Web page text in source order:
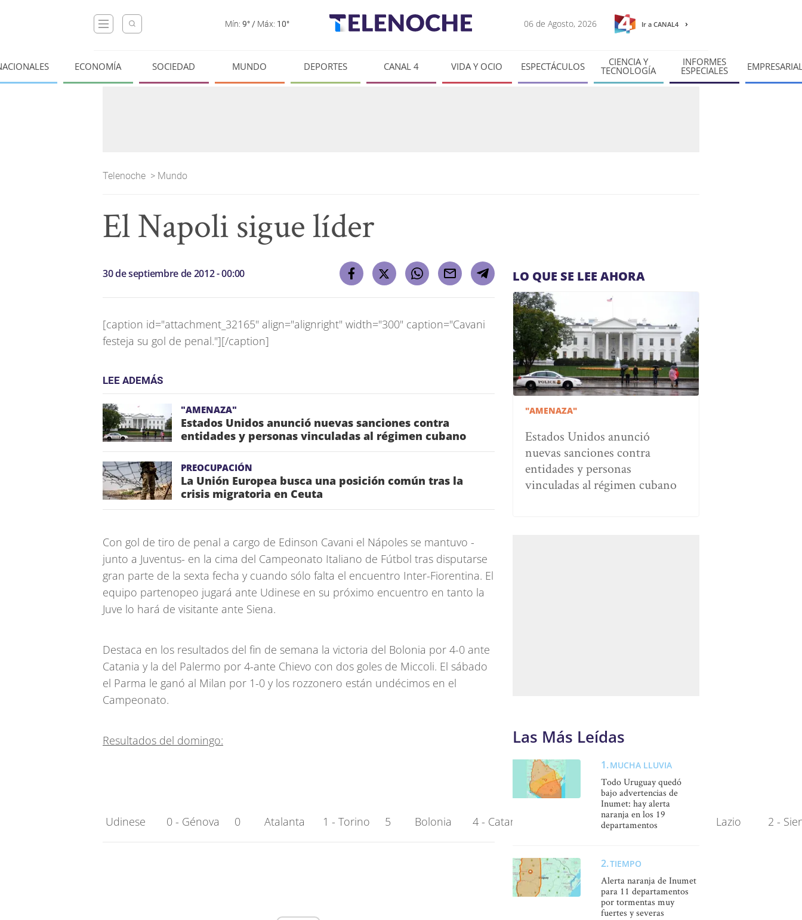
Mín: 9° / Máx: 10° 06 de Agosto, 2026 Ir a CANAL4
ECONOMÍA SOCIEDAD MUNDO DEPORTES CANAL 4 VIDA Y OCIO ESPECTÁCULOS CIENCIA Y
TECNOLOGÍA
INFORMES
ESPECIALES
Telenoche > Mundo
El Napoli sigue líder
30 de septiembre de 2012 - 00:00
[caption id="attachment_32165" align="alignright" width="300" caption="Cavani
festeja su gol de penal."][/caption]
LEE ADEMÁS
"AMENAZA"
Estados Unidos anunció nuevas sanciones contra
entidades y personas vinculadas al régimen cubano
PREOCUPACIÓN
La Unión Europea busca una posición común tras la
crisis migratoria en Ceuta
Con gol de tiro de penal a cargo de Edinson Cavani el Nápoles se mantuvo -
junto a Juventus- en la cima del Campeonato Italiano de Fútbol tras disputarse
gran parte de la sexta fecha y cuando sólo falta el encuentro Inter-Fiorentina. El
equipo partenopeo jugará ante Udinese en su próximo encuentro en tanto la
Juve lo hará de visitante ante Siena.
Destaca en los resultados del fin de semana la victoria del Bolonia por 4-0 ante
Catania y la del Palermo por 4-ante Chievo con dos goles de Miccoli. El sábado
el Parma le ganó al Milan por 1-0 y los rozzonero están undécimos en el
Campeonato.
Resultados del domingo:
Udinese       0 - Génova     0        Atalanta      1 - Torino     5        Bolonia       4 - Catania    0        Cagliari      1 - Pescara    2        Lazio         2 -
LO QUE SE LEE AHORA
"AMENAZA"
Estados Unidos anunció
nuevas sanciones contra
entidades y personas
vinculadas al régimen cubano
Las Más Leídas
MUCHA LLUVIA
Todo Uruguay quedó
bajo advertencias de
Inumet: hay alerta
naranja en los 19
departamentos
TIEMPO
Alerta naranja de Inumet
para 11 departamentos
por tormentas muy
fuertes y severas